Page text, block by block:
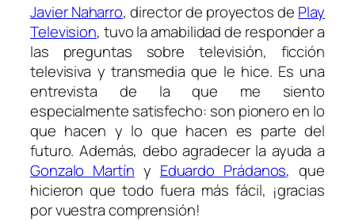
Javier Naharro, director de proyectos de Play
Television, tuvo la amabilidad de responder a
las preguntas sobre televisión, ficción
televisiva y transmedia que le hice. Es una
entrevista de la que me siento
especialmente satisfecho: son pionero en lo
que hacen y lo que hacen es parte del
futuro. Además, debo agradecer la ayuda a
Gonzalo Martín y Eduardo Prádanos, que
hicieron que todo fuera más fácil, ¡gracias
por vuestra comprensión!